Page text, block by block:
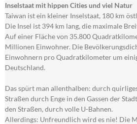
Inselstaat mit hippen Cities und viel Natur
Taiwan ist ein kleiner Inselstaat, 180 km
Die Insel ist 394 km lang, die maximale
Auf einer Fläche von 35.800
Millionen Einwohner. Die
Einwohnern pro Quadratkilometer um
Deutschland.
Das spürt man allenthalben: durch
Straßen durch Enge in den Gassen der
den Straßen, durch volle U-Bahnen.
Allerdings: Unfreundlich wird es nie! Die